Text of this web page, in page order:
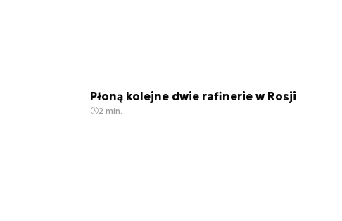
Płoną kolejne dwie rafinerie w Rosji
2 min.